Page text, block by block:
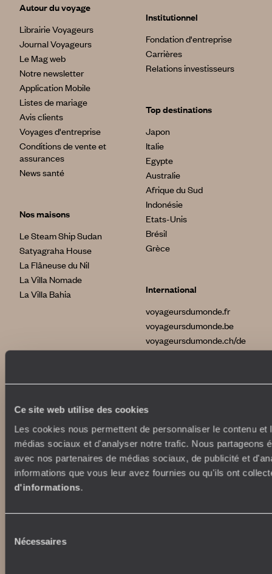
Ce site web utilise des cookies
Les cookies nous permettent de personnaliser le contenu
médias sociaux et d'analyser notre trafic. Nous partageons
avec nos partenaires de médias sociaux, de publicité et
informations que vous leur avez fournies ou qu'ils ont
d'informations.
Nécessaires
Autour du voyage
Librairie Voyageurs
Journal Voyageurs
Le Mag web
Notre newsletter
Application Mobile
Listes de mariage
Avis clients
Voyages d'entreprise
Conditions de vente et
assurances
News santé
Nos maisons
Le Steam Ship Sudan
Satyagraha House
La Flâneuse du Nil
La Villa Nomade
La Villa Bahia
Institutionnel
Fondation d'entreprise
Carrières
Relations investisseurs
Top destinations
Japon
Italie
Egypte
Australie
Afrique du Sud
Indonésie
Etats-Unis
Brésil
Grèce
International
voyageursdumonde.fr
voyageursdumonde.be
voyageursdumonde.ch/de
voyageursdumonde.ca
originaltravel.co.uk
extraordinaryjourneys.com